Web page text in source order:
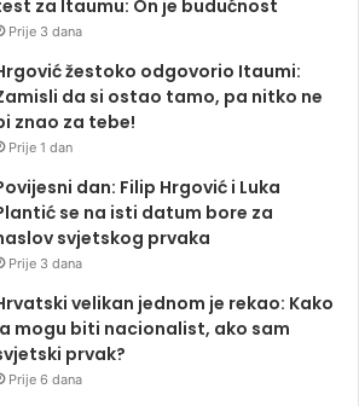
za Itaumu: On je budućnost
Prije 3 dana
žestoko odgovorio Itaumi:
da si ostao tamo, pa nitko ne
znao za tebe!
Prije 1 dan
dan: Filip Hrgović i Luka
se na isti datum bore za
svjetskog prvaka
Prije 3 dana
velikan jednom je rekao: Kako
mogu biti nacionalist, ako sam
prvak?
Prije 6 dana